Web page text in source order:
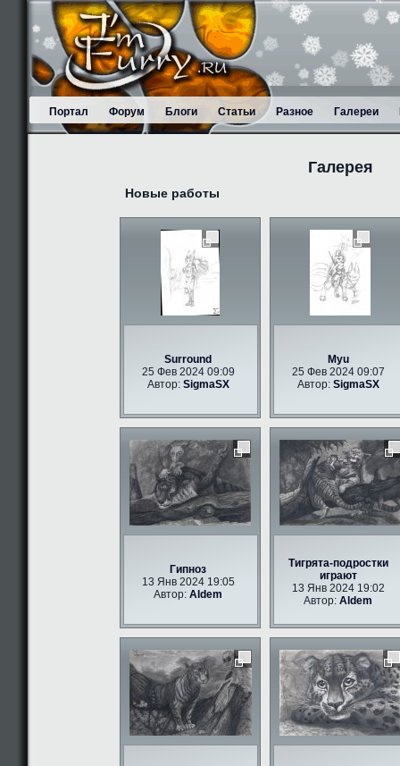
Портал Форум Блоги Статьи Разное Галереи
Галерея
Новые работы
Surround
25 Фев 2024 09:09
Автор: SigmaSX
Myu
25 Фев 2024 09:07
Автор: SigmaSX
Гипноз
13 Янв 2024 19:05
Автор:Aldem
Тигрята-подростки
играют
13 Янв 2024 19:02
Автор:Aldem